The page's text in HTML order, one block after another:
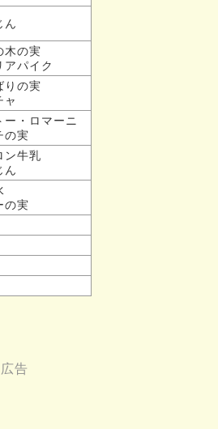
ん
木の実
アパイク
りの実
ャ
ー・ロマーニ
の実
ン牛乳
ん
の実